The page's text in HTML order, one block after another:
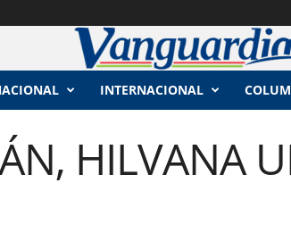
INTERNACIONAL
HILVANA